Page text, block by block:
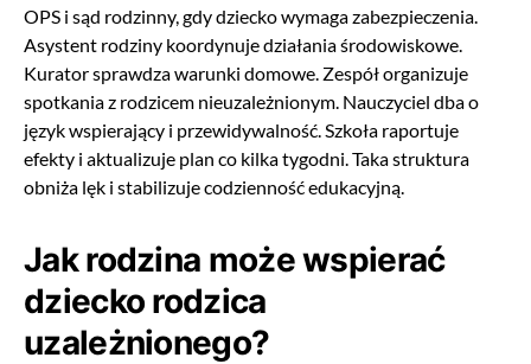
OPS i sąd rodzinny, gdy dziecko wymaga zabezpieczenia.
Asystent rodziny koordynuje działania środowiskowe.
Kurator sprawdza warunki domowe. Zespół organizuje
spotkania z rodzicem nieuzależnionym. Nauczyciel dba o
język wspierający i przewidywalność. Szkoła raportuje
efekty i aktualizuje plan co kilka tygodni. Taka struktura
obniża lęk i stabilizuje codzienność edukacyjną.
Jak rodzina może wspierać
dziecko rodzica
uzależnionego?